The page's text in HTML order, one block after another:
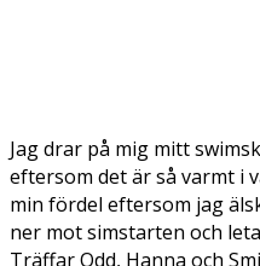
Jag drar på mig mitt
eftersom det är så varmt i
min fördel eftersom jag
ner mot simstarten och
Träffar Odd, Hanna och